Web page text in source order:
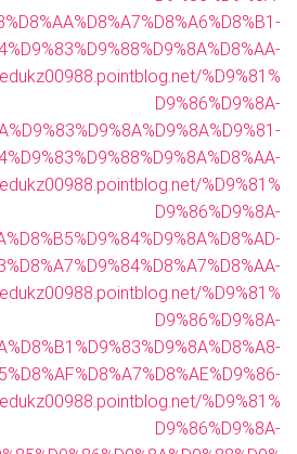
%D9%81%
D9%86%D9%8A-
%D9%81%
D9%86%D9%8A-
%D9%81%
D9%86%D9%8A-
%D9%81%
D9%86%D9%8A-